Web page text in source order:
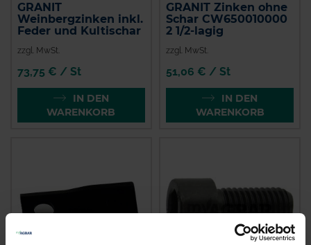
GRANIT
Weinbergzinken inkl.
Feder und Kultischar
zzgl. MwSt.
73,75 € / St
IN DEN
WARENKORB
GRANIT Zinken ohne
Schar CW650010000
2 1/2-lagig
zzgl. MwSt.
51,06 € / St
IN DEN
WARENKORB